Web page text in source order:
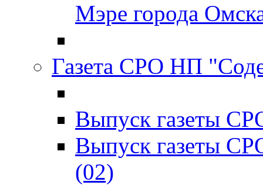
Мэре города
Газета СРО НП
Выпуск газеты
Выпуск газеты
(02)